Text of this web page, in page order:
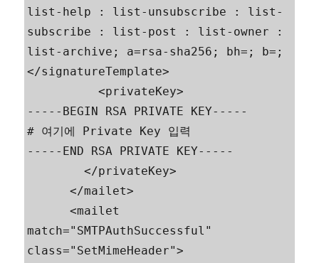
list-help : list-unsubscribe : list-
subscribe : list-post : list-owner :
list-archive; a=rsa-sha256; bh=; b=;
</signatureTemplate>
          <privateKey>
-----BEGIN RSA PRIVATE KEY-----
# 여기에 Private Key 입력
-----END RSA PRIVATE KEY-----
        </privateKey>
      </mailet>
      <mailet
match="SMTPAuthSuccessful"
class="SetMimeHeader">